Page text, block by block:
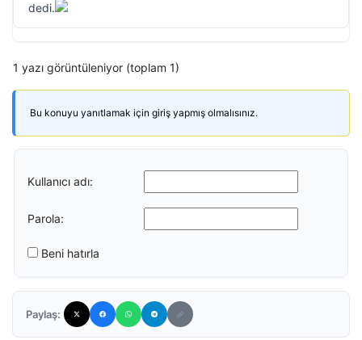
dedi.
1 yazı görüntüleniyor (toplam 1)
Bu konuyu yanıtlamak için giriş yapmış olmalısınız.
Kullanıcı adı:
Parola:
Beni hatırla
Paylaş: